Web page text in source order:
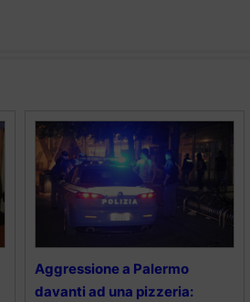
Aggressione a Palermo
davanti ad una pizzeria: